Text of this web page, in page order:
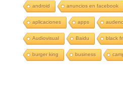
android anuncios en facebook
aplicaciones apps
Audiovisual Baidu black
burger king business